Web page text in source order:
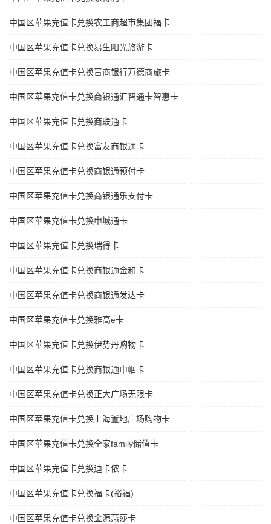
中国区苹果充值卡兑换农工商超市集团福卡
中国区苹果充值卡兑换易生阳光旅游卡
中国区苹果充值卡兑换晋商银行万德商旅卡
中国区苹果充值卡兑换商银通汇智通卡智惠卡
中国区苹果充值卡兑换商联通卡
中国区苹果充值卡兑换富友商银通卡
中国区苹果充值卡兑换商银通预付卡
中国区苹果充值卡兑换商银通乐支付卡
中国区苹果充值卡兑换申城通卡
中国区苹果充值卡兑换瑞得卡
中国区苹果充值卡兑换商银通金和卡
中国区苹果充值卡兑换商银通发达卡
中国区苹果充值卡兑换雅高e卡
中国区苹果充值卡兑换伊势丹购物卡
中国区苹果充值卡兑换商银通巾帼卡
中国区苹果充值卡兑换正大广场无限卡
中国区苹果充值卡兑换上海置地广场购物卡
中国区苹果充值卡兑换全家family储值卡
中国区苹果充值卡兑换迪卡侬卡
中国区苹果充值卡兑换福卡(裕福)
中国区苹果充值卡兑换金源燕莎卡